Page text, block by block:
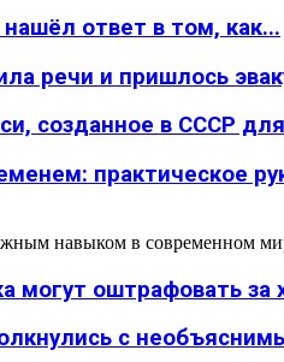
ответ в том, как...
речи и пришлось
созданное в СССР
практическое
навыком в современном
могут оштрафовать за
с